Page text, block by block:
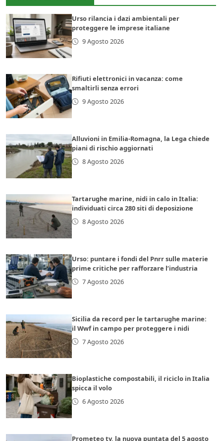
Urso rilancia i dazi ambientali per
proteggere le imprese italiane
9 Agosto 2026
Rifiuti elettronici in vacanza: come
smaltirli senza errori
9 Agosto 2026
Alluvioni in Emilia-Romagna, la Lega chiede
piani di rischio aggiornati
8 Agosto 2026
Tartarughe marine, nidi in calo in Italia:
individuati circa 280 siti di deposizione
8 Agosto 2026
Urso: puntare i fondi del Pnrr sulle materie
prime critiche per rafforzare l’industria
7 Agosto 2026
Sicilia da record per le tartarughe marine:
il Wwf in campo per proteggere i nidi
7 Agosto 2026
Bioplastiche compostabili, il riciclo in Italia
spicca il volo
6 Agosto 2026
Prometeo tv, la nuova puntata del 5 agosto